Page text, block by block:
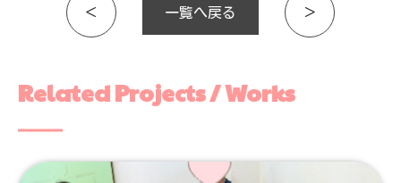
＜ 一覧へ戻る ＞
Related Projects / Works